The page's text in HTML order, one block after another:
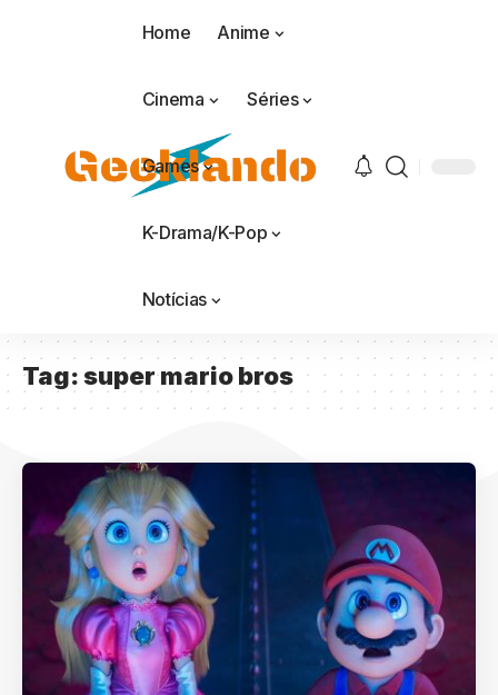
Home Anime
Cinema Séries
Games
K-Drama/K-Pop
Notícias
Tag:super mario bros